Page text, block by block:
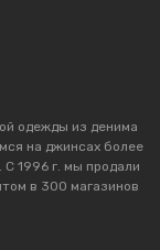
одежды из денима
на джинсах более
1996 г. мы продали
в 300 магазинов